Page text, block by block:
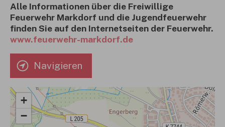
Alle Informationen über die Freiwillige
Feuerwehr Markdorf und die Jugendfeuerwehr
finden Sie auf den Internetseiten der Feuerwehr.
www.feuerwehr-markdorf.de
Navigieren